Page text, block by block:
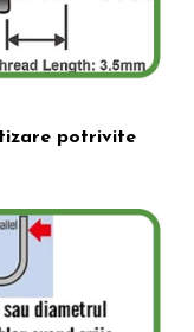
potrivite